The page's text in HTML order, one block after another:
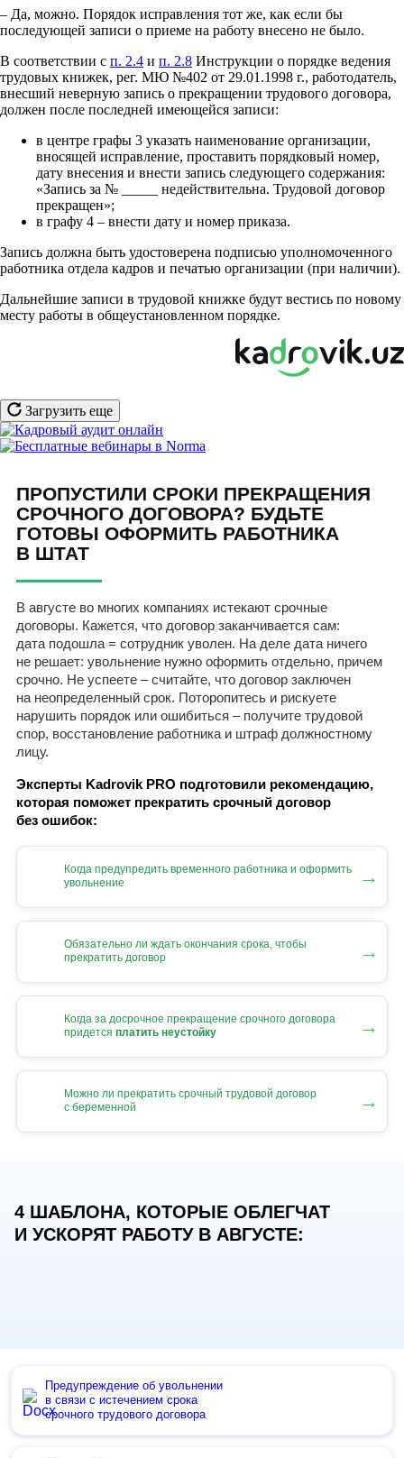
– Да, можно. Порядок исправления тот же, как если бы
последующей записи о приеме на работу внесено не было.
В соответствии с п. 2.4 и п. 2.8 Инструкции о порядке ведения
трудовых книжек, рег. МЮ №402 от 29.01.1998 г., работодатель,
внесший неверную запись о прекращении трудового договора,
должен после последней имеющейся записи:
в центре графы 3 указать наименование организации,
вносящей исправление, проставить порядковый номер,
дату внесения и внести запись следующего содержания:
«Запись за № _____ недействительна. Трудовой договор
прекращен»;
в графу 4 – внести дату и номер приказа.
Запись должна быть удостоверена подписью уполномоченного
работника отдела кадров и печатью организации (при наличии).
Дальнейшие записи в трудовой книжке будут вестись по новому
месту работы в общеустановленном порядке.
Загрузить еще
ПРОПУСТИЛИ СРОКИ ПРЕКРАЩЕНИЯ
СРОЧНОГО ДОГОВОРА? БУДЬТЕ
ГОТОВЫ ОФОРМИТЬ РАБОТНИКА
В ШТАТ
В августе во многих компаниях истекают срочные
договоры. Кажется, что договор заканчивается сам:
дата подошла = сотрудник уволен. На деле дата ничего
не решает: увольнение нужно оформить отдельно, причем
срочно. Не успеете – считайте, что договор заключен
на неопределенный срок. Поторопитесь и рискуете
нарушить порядок или ошибиться – получите трудовой
спор, восстановление работника и штраф должностному
лицу.
Эксперты Kadrovik PRO подготовили рекомендацию,
которая поможет прекратить срочный договор
без ошибок:
Когда предупредить временного работника и оформить
увольнение
→
Обязательно ли ждать окончания срока, чтобы
прекратить договор
→
Когда за досрочное прекращение срочного договора
придется платить неустойку →
Можно ли прекратить срочный трудовой договор
с беременной
→
4 ШАБЛОНА, КОТОРЫЕ ОБЛЕГЧАТ
И УСКОРЯТ РАБОТУ В АВГУСТЕ:
Предупреждение об увольнении
в связи с истечением срока
срочного трудового договора